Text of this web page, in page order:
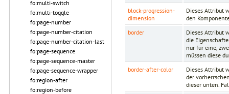
fo:multi-switch
fo:multi-toggle
fo:page-number
fo:page-number-citation
fo:page-number-citation-last
fo:page-sequence
fo:page-sequence-master
fo:page-sequence-wrapper
fo:region-after
fo:region-before
block-progression-
dimension
Dieses Attribut
den
border
Dieses Attribut
die
nur für eine,
müssen diese
border-after-color
Dieses Attribut
der
dieser unten.